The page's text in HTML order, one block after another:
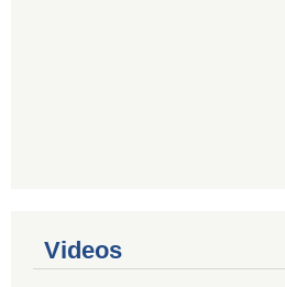
Videos